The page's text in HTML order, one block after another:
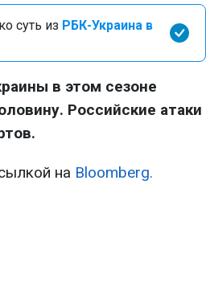
суть из РБК-Украина в
в этом сезоне
Российские атаки
на Bloomberg.